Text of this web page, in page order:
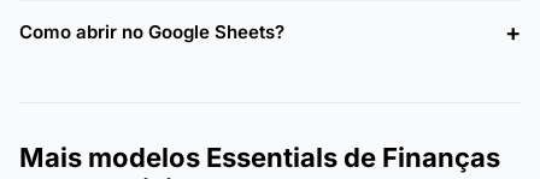
Como abrir no Google Sheets?
Mais modelos Essentials de Finanças